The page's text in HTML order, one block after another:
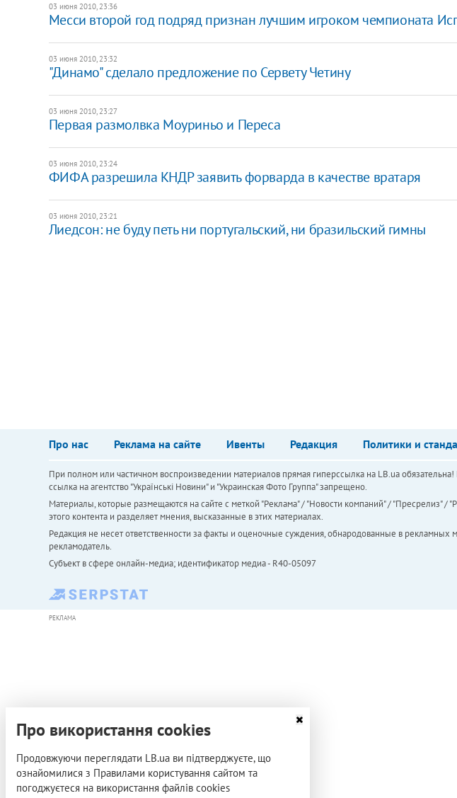
03 июня 2010, 23:36
Месси второй год подряд признан лучшим игроком чемпионата
03 июня 2010, 23:32
"Динамо" сделало предложение по Сервету Четину
03 июня 2010, 23:27
Первая размолвка Моуриньо и Переса
03 июня 2010, 23:24
ФИФА разрешила КНДР заявить форварда в качестве вратаря
03 июня 2010, 23:21
Лиедсон: не буду петь ни португальский, ни бразильский гимны
Про нас Реклама на сайте Ивенты Редакция Политики и
При полном или частичном воспроизведении материалов прямая гиперссылка на LB.ua
ссылка на агентство "Українськi Новини" и "Украинская Фото Группа" запрещено.
Материалы, которые размещаются на сайте с меткой "Реклама" / "Новости компаний" / "Пресрелиз" /
этого контента и разделяет мнения, высказанные в этих материалах.
Редакция не несет ответственности за факты и оценочные суждения, обнародованные в рекламных
рекламодатель.
Субъект в сфере онлайн-медиа; идентификатор медиа - R40-05097
РЕКЛАМА
Про використання cookies
Продовжуючи переглядати LB.ua ви підтверджуєте, що
ознайомилися з Правилами користування сайтом та
погоджуєтеся на використання файлів cookies